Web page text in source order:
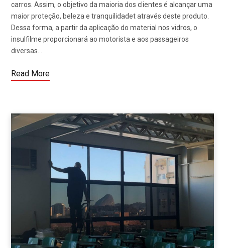
carros. Assim, o objetivo da maioria dos clientes é alcançar uma
maior proteção, beleza e tranquilidadet através deste produto.
Dessa forma, a partir da aplicação do material nos vidros, o
insulfilme proporcionará ao motorista e aos passageiros
diversas…
Read More